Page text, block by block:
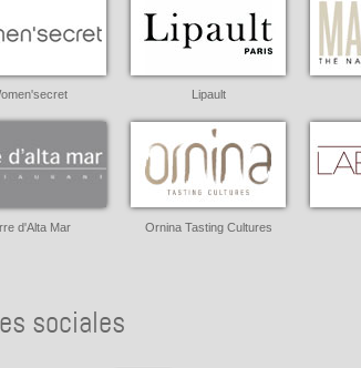
Lipault
d'Alta Mar Ornina Tasting Cultures
sociales